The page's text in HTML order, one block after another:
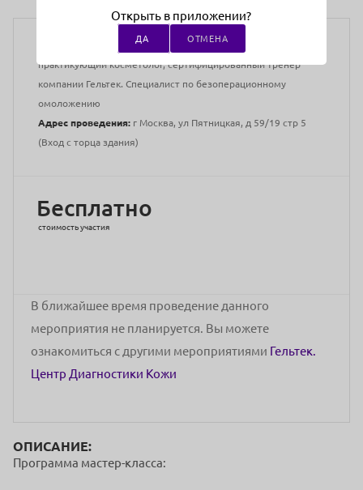
Медицинское образование:Не требуется
Шапранова Татьяна Николаевна –
практикующий косметолог, сертифицированный тренер
компании Гельтек. Специалист по безоперационному
омоложению
Адрес проведения: г Москва, ул Пятницкая, д 59/19 стр 5
(Вход с торца здания)
Бесплатно
стоимость участия
В ближайшее время проведение данного
мероприятия не планируется. Вы можете
ознакомиться с другими мероприятиями Гельтек.
Центр Диагностики Кожи
ОПИСАНИЕ:
Программа мастер-класса:
Открыть в приложении?
ДА ОТМЕНА